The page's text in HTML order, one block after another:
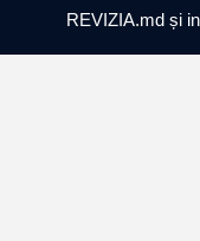
REVIZIA.md și